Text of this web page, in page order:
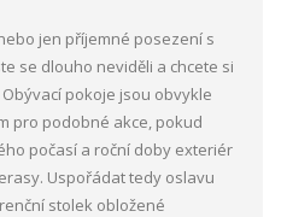
jen příjemné posezení s
se dlouho neviděli a chcete si
pokoje jsou obvykle
pro podobné akce, pokud
počasí a roční doby exteriér
Uspořádat tedy oslavu
stolek obložené